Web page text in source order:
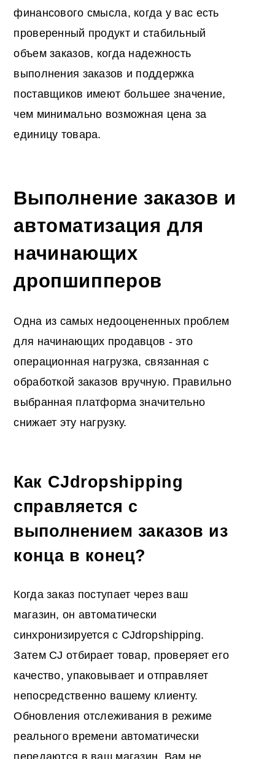
финансового смысла, когда у вас есть
проверенный продукт и стабильный
объем заказов, когда надежность
выполнения заказов и поддержка
поставщиков имеют большее значение,
чем минимально возможная цена за
единицу товара.
Выполнение заказов и
автоматизация для
начинающих
дропшипперов
Одна из самых недооцененных проблем
для начинающих продавцов - это
операционная нагрузка, связанная с
обработкой заказов вручную. Правильно
выбранная платформа значительно
снижает эту нагрузку.
Как CJdropshipping
справляется с
выполнением заказов из
конца в конец?
Когда заказ поступает через ваш
магазин, он автоматически
синхронизируется с CJdropshipping.
Затем CJ отбирает товар, проверяет его
качество, упаковывает и отправляет
непосредственно вашему клиенту.
Обновления отслеживания в режиме
реального времени автоматически
передаются в ваш магазин. Вам не